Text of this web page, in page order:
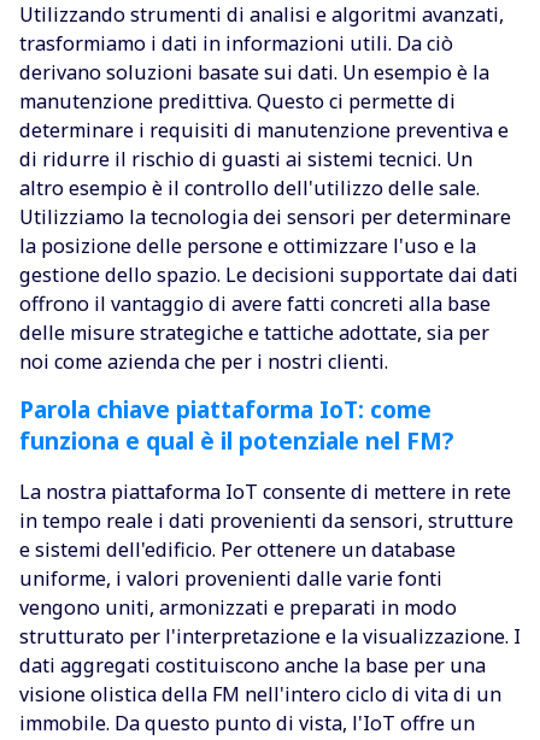
Utilizzando strumenti di analisi e algoritmi avanzati,
trasformiamo i dati in informazioni utili. Da ciò
derivano soluzioni basate sui dati. Un esempio è la
manutenzione predittiva. Questo ci permette di
determinare i requisiti di manutenzione preventiva e
di ridurre il rischio di guasti ai sistemi tecnici. Un
altro esempio è il controllo dell'utilizzo delle sale.
Utilizziamo la tecnologia dei sensori per determinare
la posizione delle persone e ottimizzare l'uso e la
gestione dello spazio. Le decisioni supportate dai dati
offrono il vantaggio di avere fatti concreti alla base
delle misure strategiche e tattiche adottate, sia per
noi come azienda che per i nostri clienti.
Parola chiave piattaforma IoT: come
funziona e qual è il potenziale nel FM?
La nostra piattaforma IoT consente di mettere in rete
in tempo reale i dati provenienti da sensori, strutture
e sistemi dell'edificio. Per ottenere un database
uniforme, i valori provenienti dalle varie fonti
vengono uniti, armonizzati e preparati in modo
strutturato per l'interpretazione e la visualizzazione. I
dati aggregati costituiscono anche la base per una
visione olistica della FM nell'intero ciclo di vita di un
immobile. Da questo punto di vista, l'IoT offre un